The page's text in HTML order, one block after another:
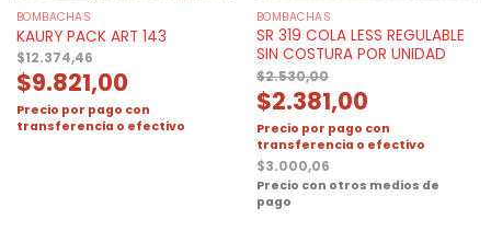
BOMBACHAS
KAURY PACK ART 143
$12.374,46
$9.821,00
Precio por pago con
transferencia o efectivo
BOMBACHAS
SR 319 COLA LESS REGULABLE
SIN COSTURA POR UNIDAD
$2.530,00
$2.381,00
Precio por pago con
transferencia o efectivo
$3.000,06
Precio con otros medios de
pago